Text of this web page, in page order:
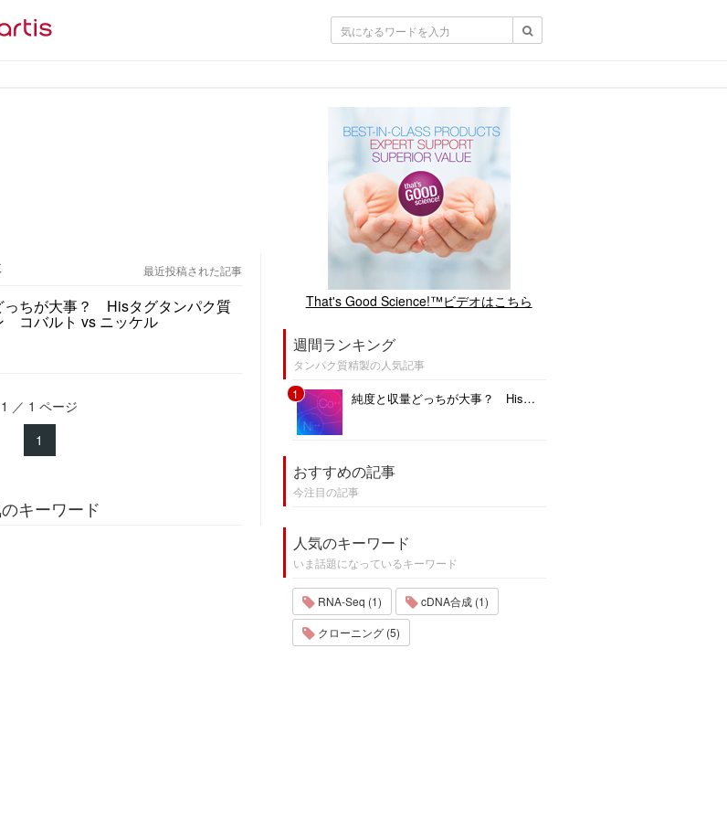
最近投稿された記事
っちが大事？ Hisタグタンパク質
コバルト vs ニッケル
1 ／ 1 ページ
1
キーワード
That's Good Science!™ビデオはこちら
週間ランキング
タンパク質精製の人気記事
1
純度と収量どっちが大事？ Hisタグタンパク質精製用レジン コバルト vs ニッケル
おすすめの記事
今注目の記事
人気のキーワード
いま話題になっているキーワード
RNA-Seq (1)
cDNA合成 (1)
クローニング (5)